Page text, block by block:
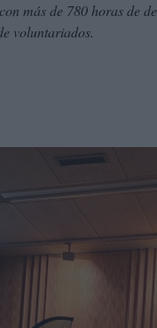
más de 780 horas de
voluntariados.